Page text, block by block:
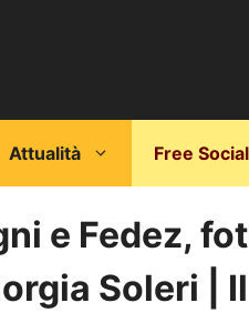
Attualità Free
e Fedez,
Soleri |